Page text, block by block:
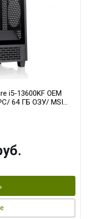
i5-13600KF OEM
64 ГБ ОЗУ/ MSI
256bit 3xDP